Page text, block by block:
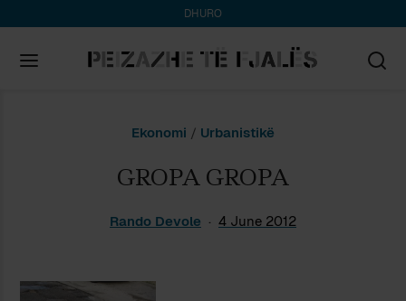
DHURO
Ekonomi / Urbanistikë
GROPA GROPA
Rando Devole 4 June 2012